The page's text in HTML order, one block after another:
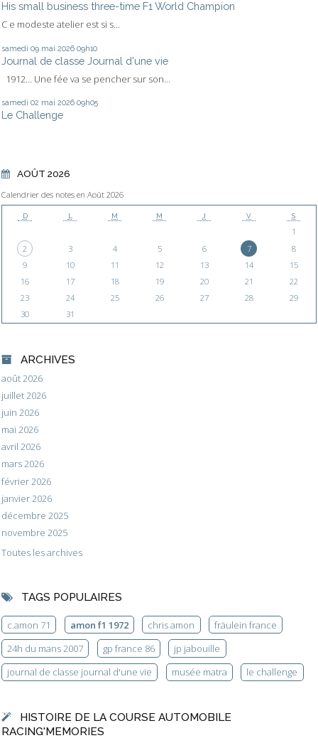
His small business three-time F1 World Champion
C e modeste atelier est si s...
samedi 09 mai 2026 09h10
Journal de classe Journal d'une vie
1912… Une fée va se pencher sur son...
samedi 02 mai 2026 09h05
Le Challenge
AOÛT 2026
Calendrier des notes en Août 2026
D L M M J V S
1
2
3 4 5 6 7
8
9
10 11 12 13 14
15
16
17 18 19 20 21
22
23
24 25 26 27 28
29
30
31
ARCHIVES
août 2026
juillet 2026
juin 2026
mai 2026
avril 2026
mars 2026
février 2026
janvier 2026
décembre 2025
novembre 2025
Toutes les archives
TAGS POPULAIRES
c.amon 71 amon f1 1972 chris amon
fräulein france
24h du mans 2007
gp france 86
jp jabouille
journal de classe journal d'une vie
musée matra le challenge
HISTOIRE DE LA COURSE AUTOMOBILE
RACING'MEMORIES